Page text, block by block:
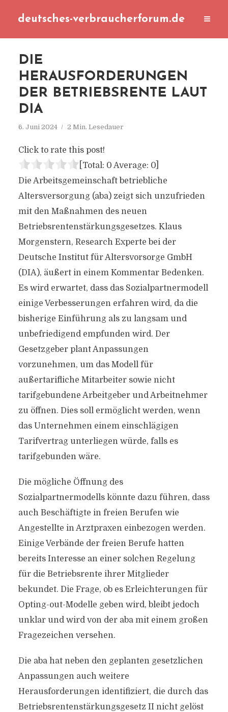
deutsches-verbraucherforum.de
DIE
HERAUSFORDERUNGEN
DER BETRIEBSRENTE LAUT
DIA
6. Juni 2024 2 Min. Lesedauer
Click to rate this post!
[Total: 0 Average: 0]
Die Arbeitsgemeinschaft betriebliche
Altersversorgung (aba) zeigt sich unzufrieden
mit den Maßnahmen des neuen
Betriebsrentenstärkungsgesetzes. Klaus
Morgenstern, Research Experte bei der
Deutsche Institut für Altersvorsorge GmbH
(DIA), äußert in einem Kommentar Bedenken.
Es wird erwartet, dass das Sozialpartnermodell
einige Verbesserungen erfahren wird, da die
bisherige Einführung als zu langsam und
unbefriedigend empfunden wird. Der
Gesetzgeber plant Anpassungen
vorzunehmen, um das Modell für
außertarifliche Mitarbeiter sowie nicht
tarifgebundene Arbeitgeber und Arbeitnehmer
zu öffnen. Dies soll ermöglicht werden, wenn
das Unternehmen einem einschlägigen
Tarifvertrag unterliegen würde, falls es
tarifgebunden wäre.
Die mögliche Öffnung des
Sozialpartnermodells könnte dazu führen, dass
auch Beschäftigte in freien Berufen wie
Angestellte in Arztpraxen einbezogen werden.
Einige Verbände der freien Berufe hatten
bereits Interesse an einer solchen Regelung
für die Betriebsrente ihrer Mitglieder
bekundet. Die Frage, ob es Erleichterungen für
Opting-out-Modelle geben wird, bleibt jedoch
unklar und wird von der aba mit einem großen
Fragezeichen versehen.
Die aba hat neben den geplanten gesetzlichen
Anpassungen auch weitere
Herausforderungen identifiziert, die durch das
Betriebsrentenstärkungsgesetz II nicht gelöst